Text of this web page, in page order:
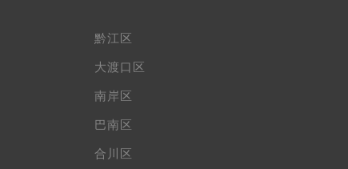
黔江区
大渡口区
南岸区
巴南区
合川区